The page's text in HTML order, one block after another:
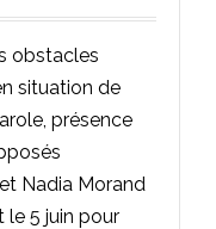
obstacles
situation de
présence
Nadia Morand
le 5 juin pour